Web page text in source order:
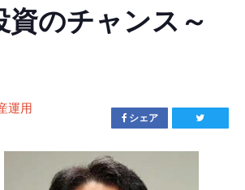
のチャンス～
運用
シェア